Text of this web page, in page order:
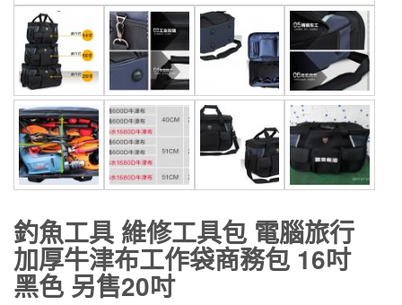
釣魚工具 維修工具包 電腦旅行
加厚牛津布工作袋商務包 16吋
黑色 另售20吋